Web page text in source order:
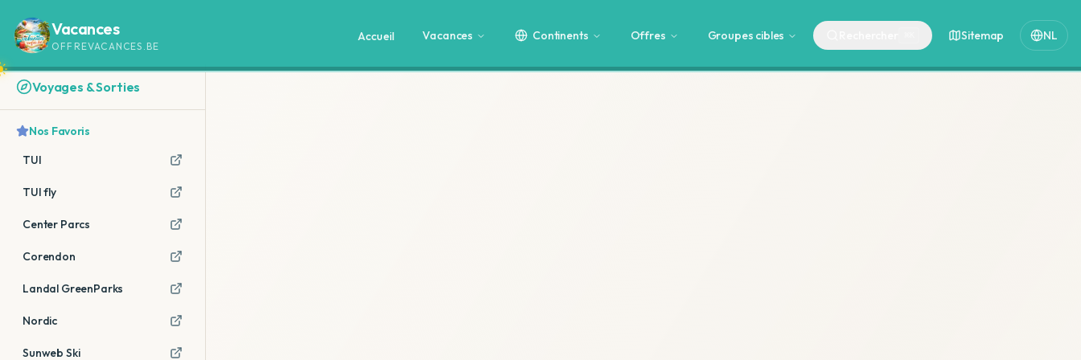
Vacances
OFFREVACANCES.BE
Accueil Vacances Continents Offres Groupes cibles Sitemap NL
Voyages & Sorties
Nos Favoris
TUI
TUI fly
Center Parcs
Corendon
Landal GreenParks
Nordic
Sunweb Ski